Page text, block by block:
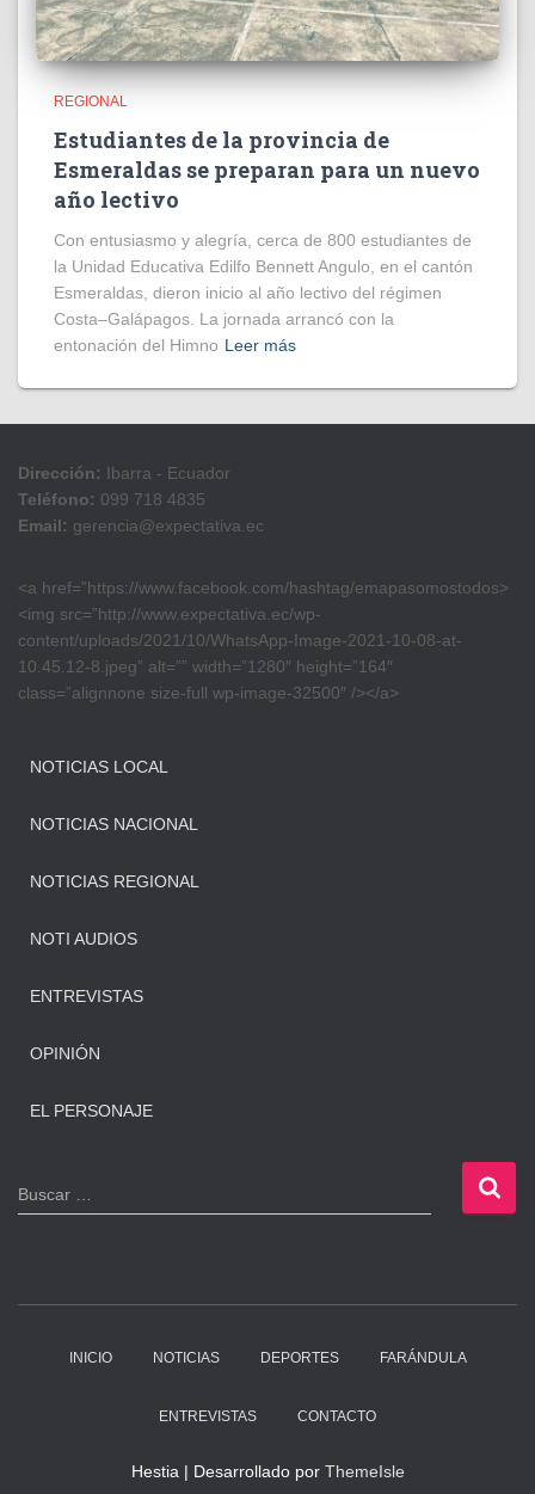
REGIONAL
Estudiantes de la provincia de
Esmeraldas se preparan para un nuevo
año lectivo
Con entusiasmo y alegría, cerca de 800 estudiantes de
la Unidad Educativa Edilfo Bennett Angulo, en el cantón
Esmeraldas, dieron inicio al año lectivo del régimen
Costa–Galápagos. La jornada arrancó con la
entonación del Himno Leer más
Dirección: Ibarra - Ecuador
Teléfono: 099 718 4835
Email: gerencia@expectativa.ec
<a href=”https://www.facebook.com/hashtag/emapasomostodos>
<img src=”http://www.expectativa.ec/wp-
content/uploads/2021/10/WhatsApp-Image-2021-10-08-at-
10.45.12-8.jpeg” alt=”” width=”1280″ height=”164″
class=”alignnone size-full wp-image-32500″ /></a>
NOTICIAS LOCAL
NOTICIAS NACIONAL
NOTICIAS REGIONAL
NOTI AUDIOS
ENTREVISTAS
OPINIÓN
EL PERSONAJE
B
u
Buscar …
INICIO NOTICIAS DEPORTES FARÁNDULA
ENTREVISTAS CONTACTO
Hestia | Desarrollado por ThemeIsle